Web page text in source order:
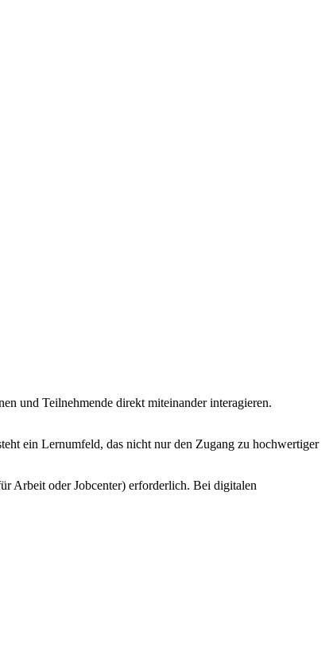
und Teilnehmende direkt miteinander interagieren.
ein Lernumfeld, das nicht nur den Zugang zu hochwertiger
Arbeit oder Jobcenter) erforderlich. Bei digitalen